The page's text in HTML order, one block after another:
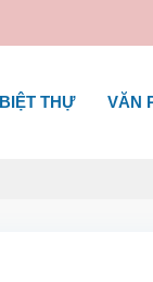
THỰ VĂN